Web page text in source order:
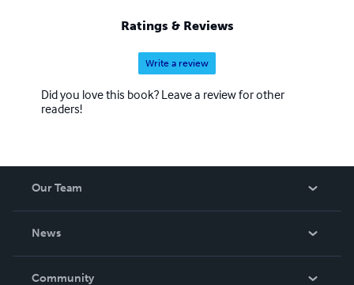
Ratings & Reviews
Write a review
Did you love this book? Leave a review for other
readers!
Our Team
News
In The News
Community